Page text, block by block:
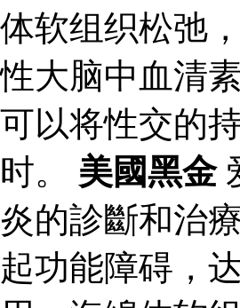
体软组织松弛
性大脑中血清
可以将性交的
时。 美國黑金
炎的診斷和治療
起功能障碍，